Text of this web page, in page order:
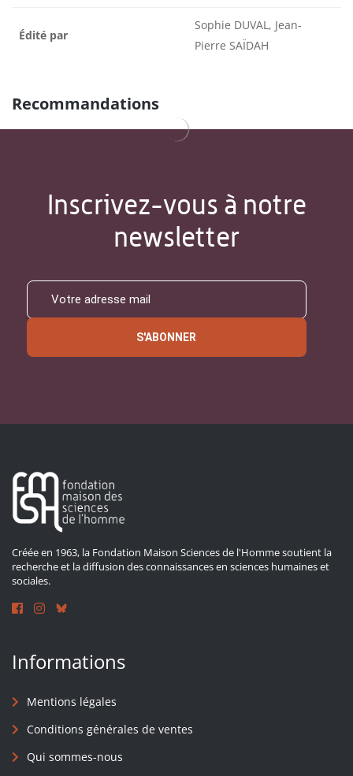
Édité par
Sophie DUVAL, Jean-
Pierre SAÏDAH
Recommandations
Inscrivez-vous à notre
newsletter
S'ABONNER
Créée en 1963, la Fondation Maison Sciences de l'Homme soutient la
recherche et la diffusion des connaissances en sciences humaines et
sociales.
Informations
Mentions légales
Conditions générales de ventes
Qui sommes-nous